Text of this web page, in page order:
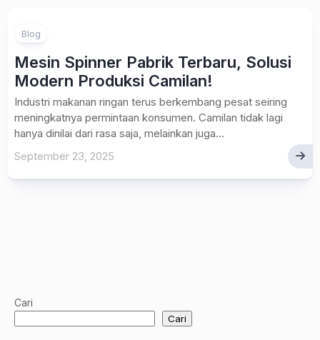
Blog
Mesin Spinner Pabrik Terbaru, Solusi
Modern Produksi Camilan!
Industri makanan ringan terus berkembang pesat seiring
meningkatnya permintaan konsumen. Camilan tidak lagi
hanya dinilai dari rasa saja, melainkan juga...
September 23, 2025
Cari
Cari